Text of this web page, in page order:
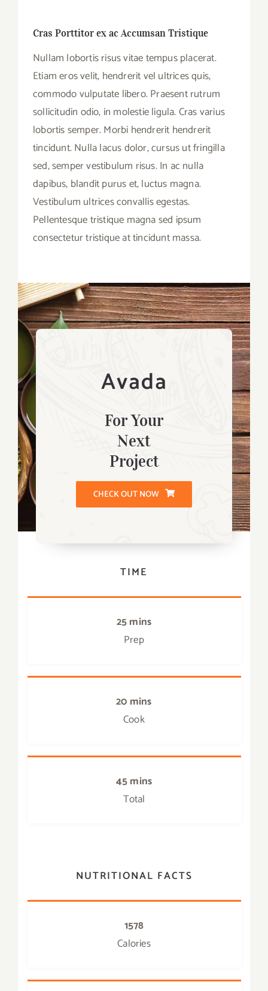
Cras Porttitor ex ac Accumsan Tristique
Nullam lobortis risus vitae tempus placerat.
Etiam eros velit, hendrerit vel ultrices quis,
commodo vulputate libero. Praesent rutrum
sollicitudin odio, in molestie ligula. Cras varius
lobortis semper. Morbi hendrerit hendrerit
tincidunt. Nulla lacus dolor, cursus ut fringilla
sed, semper vestibulum risus. In ac nulla
dapibus, blandit purus et, luctus magna.
Vestibulum ultrices convallis egestas.
Pellentesque tristique magna sed ipsum
consectetur tristique at tincidunt massa.
Avada
For Your
Next
Project
CHECK OUT NOW
TIME
25 mins
Prep
20 mins
Cook
45 mins
Total
NUTRITIONAL FACTS
1578
Calories